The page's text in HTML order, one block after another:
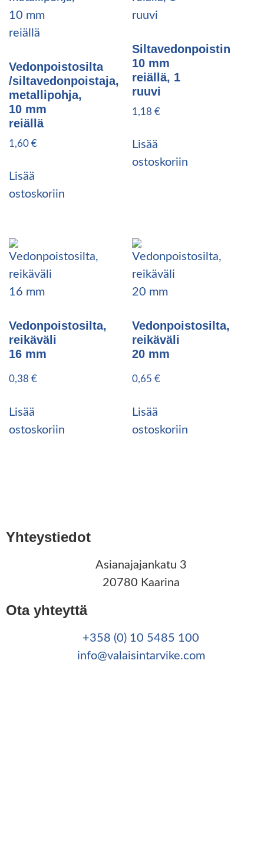
Vedonpoistosilta
/siltavedonpoistaja,
metallipohja,
10 mm
reiällä
1,60 €
Lisää
ostoskoriin
Siltavedonpoistin
10 mm
reiällä, 1
ruuvi
1,18 €
Lisää
ostoskoriin
Vedonpoistosilta,
reikäväli
16 mm
0,38 €
Lisää
ostoskoriin
Vedonpoistosilta,
reikäväli
20 mm
0,65 €
Lisää
ostoskoriin
Yhteystiedot
Asianajajankatu 3
20780 Kaarina
Ota yhteyttä
+358 (0) 10 5485 100
info@valaisintarvike.com